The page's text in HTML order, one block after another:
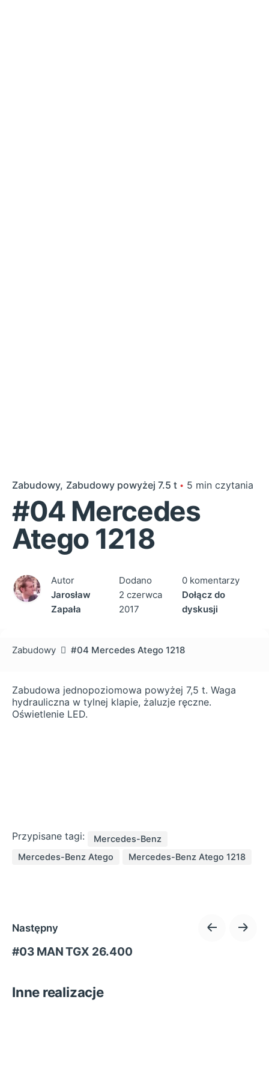
Zabudowy Zabudowy powyżej 7.5 t 5 min czytania
#04 Mercedes
Atego 1218
Autor
Jarosław
Zapała
Dodano
2 czerwca
2017
0 komentarzy
Dołącz do
dyskusji
Zabudowy #04 Mercedes Atego 1218
Zabudowa jednopoziomowa powyżej 7,5 t. Waga
hydrauliczna w tylnej klapie, żaluzje ręczne.
Oświetlenie LED.
Przypisane tagi:
Mercedes-Benz
Mercedes-Benz Atego
Mercedes-Benz Atego 1218
Następny
#03 MAN TGX 26.400
Inne realizacje